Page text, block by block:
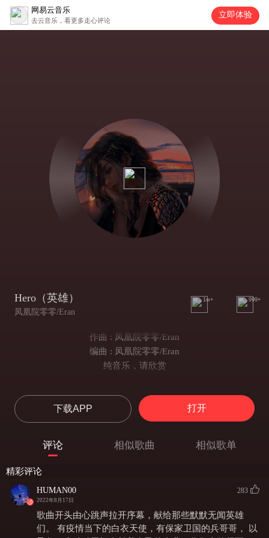
网易云音乐
去云音乐，看更多走心评论
立即体验
Hero（英雄）
凤凰院零零/Eran
1w+ 999+
作曲 : 凤凰院零零/Eran
编曲 : 凤凰院零零/Eran
纯音乐，请欣赏
下载APP 打开
评论 相似歌曲 相似歌单
精彩评论
HUMAN00
2022年8月17日
283
歌曲开头由心跳声拉开序幕，献给那些默默无闻英雄
们。 有疫情当下的白衣天使，有保家卫国的兵哥哥， 以